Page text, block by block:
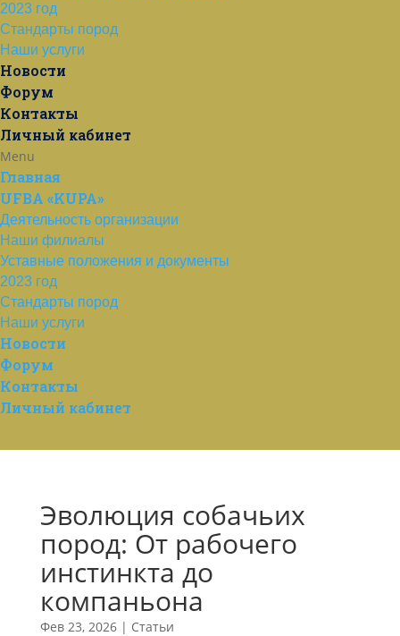
2023 год
Стандарты пород
Наши услуги
Новости
Форум
Контакты
Личный кабинет
Menu
Главная
UFBA «KUPA»
Деятельность организации
Наши филиалы
Уставные положения и документы
2023 год
Стандарты пород
Наши услуги
Новости
Форум
Контакты
Личный кабинет
Эволюция собачьих
пород: От рабочего
инстинкта до
компаньона
Фев 23, 2026| Статьи